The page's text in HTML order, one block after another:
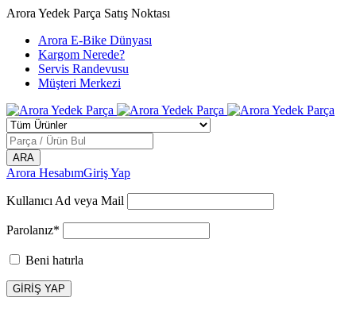
Arora Yedek Parça Satış Noktası
Arora E-Bike Dünyası
Kargom Nerede?
Servis Randevusu
Müşteri Merkezi
Arora HesabımGiriş Yap
Kullanıcı Ad veya Mail
Parolanız*
Beni hatırla